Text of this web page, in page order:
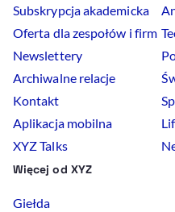
Subskrypcja akademicka
Oferta dla zespołów i firm
Newslettery
Archiwalne relacje
Kontakt
Aplikacja mobilna
XYZ Talks
Więcej od XYZ
Giełda